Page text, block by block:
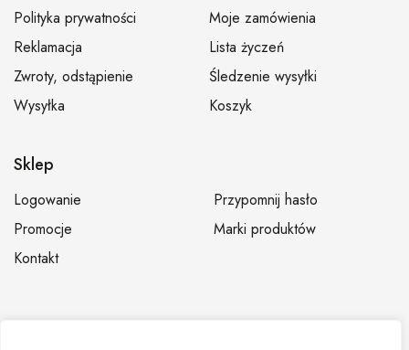
Polityka prywatności
Reklamacja
Zwroty, odstąpienie
Wysyłka
Moje zamówienia
Lista życzeń
Śledzenie wysyłki
Koszyk
Sklep
Logowanie
Przypomnij hasło
Promocje
Marki produktów
Kontakt